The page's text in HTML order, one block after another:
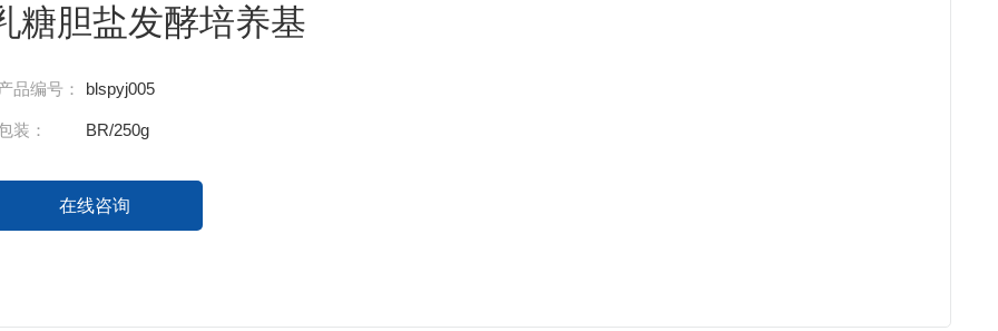
糖胆盐发酵培养基
品编号： blspyj005
装： BR/250g
在线咨询